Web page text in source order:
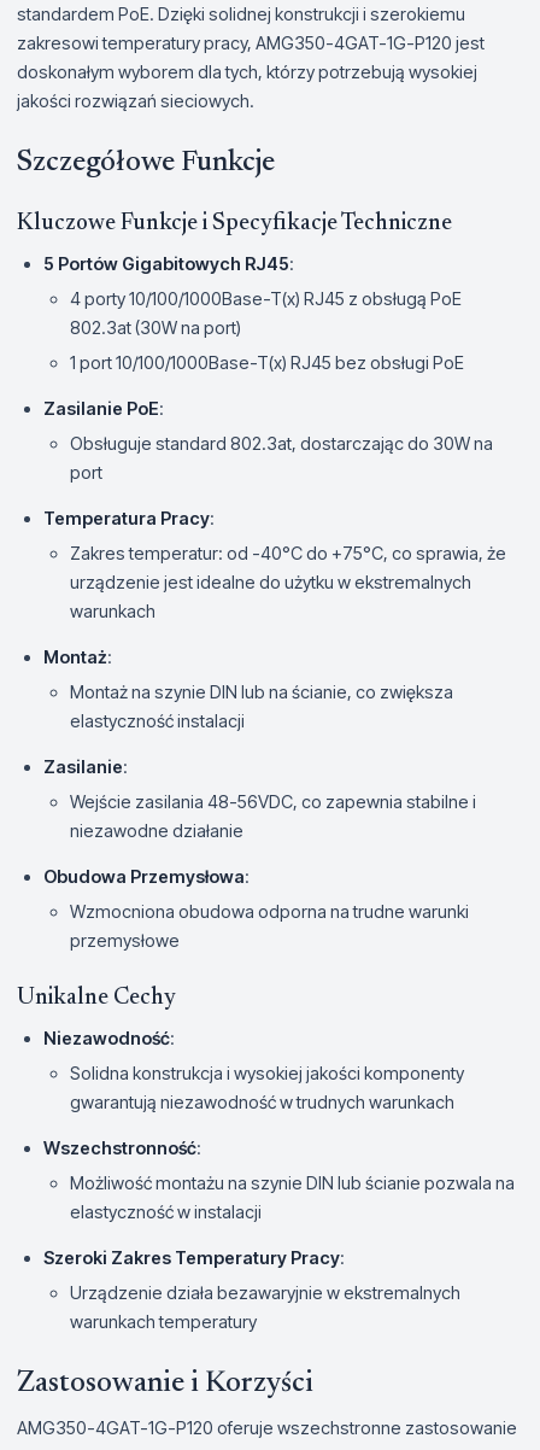
standardem PoE. Dzięki solidnej konstrukcji i szerokiemu
zakresowi temperatury pracy, AMG350-4GAT-1G-P120 jest
doskonałym wyborem dla tych, którzy potrzebują wysokiej
jakości rozwiązań sieciowych.
Szczegółowe Funkcje
Kluczowe Funkcje i Specyfikacje Techniczne
5 Portów Gigabitowych RJ45:
4 porty 10/100/1000Base-T(x) RJ45 z obsługą PoE
802.3at (30W na port)
1 port 10/100/1000Base-T(x) RJ45 bez obsługi PoE
Zasilanie PoE:
Obsługuje standard 802.3at, dostarczając do 30W na
port
Temperatura Pracy:
Zakres temperatur: od -40°C do +75°C, co sprawia, że
urządzenie jest idealne do użytku w ekstremalnych
warunkach
Montaż:
Montaż na szynie DIN lub na ścianie, co zwiększa
elastyczność instalacji
Zasilanie:
Wejście zasilania 48-56VDC, co zapewnia stabilne i
niezawodne działanie
Obudowa Przemysłowa:
Wzmocniona obudowa odporna na trudne warunki
przemysłowe
Unikalne Cechy
Niezawodność:
Solidna konstrukcja i wysokiej jakości komponenty
gwarantują niezawodność w trudnych warunkach
Wszechstronność:
Możliwość montażu na szynie DIN lub ścianie pozwala na
elastyczność w instalacji
Szeroki Zakres Temperatury Pracy:
Urządzenie działa bezawaryjnie w ekstremalnych
warunkach temperatury
Zastosowanie i Korzyści
AMG350-4GAT-1G-P120 oferuje wszechstronne zastosowanie